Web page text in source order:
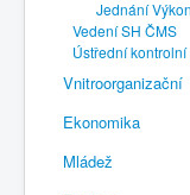
Jednání
Vedení SH ČMS
Ústřední
Vnitroorganizační
Ekonomika
Mládež